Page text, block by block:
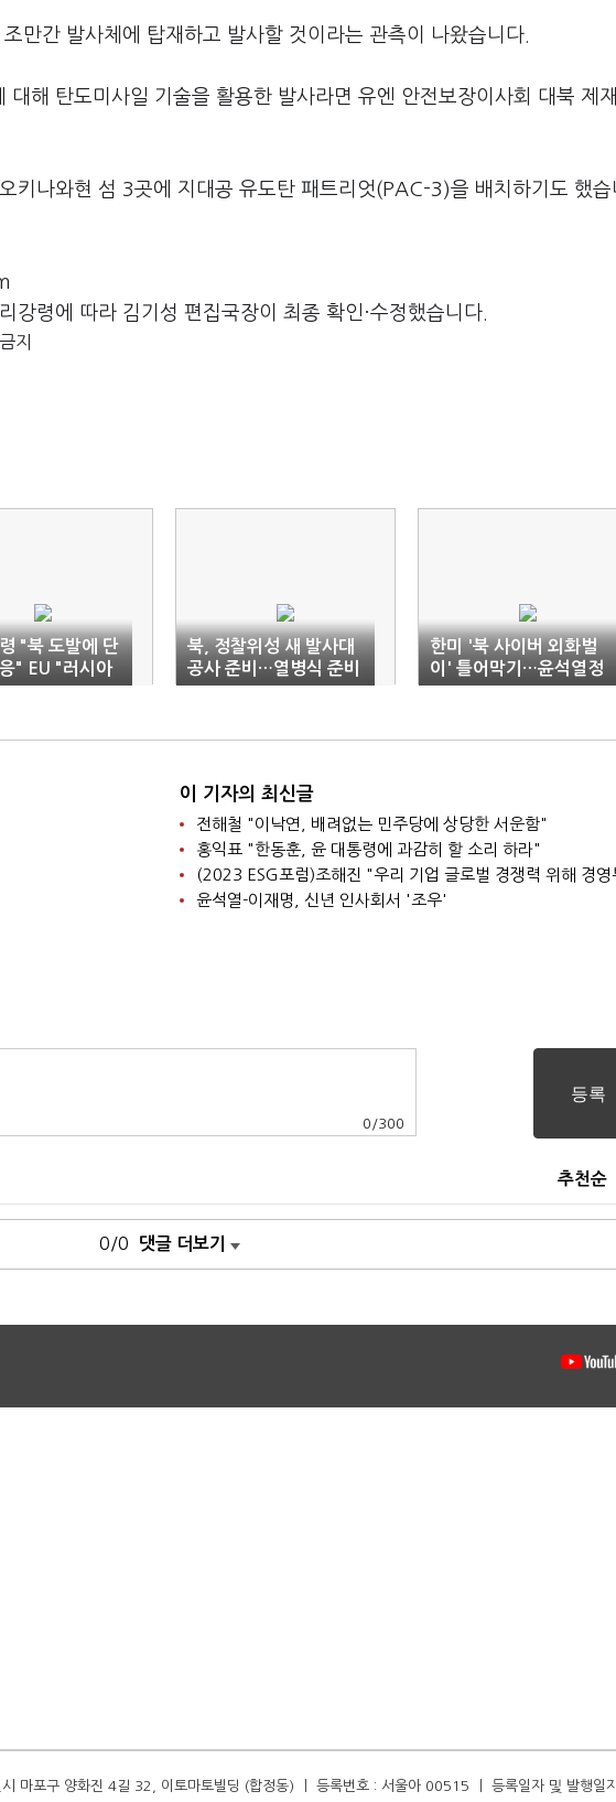
만간 발사체에 탑재하고 발사할 것이라는 관측이 나왔습니다.
대해 탄도미사일 기술을 활용한 발사라면 유엔 안전보장이사회 대북 제
키나와현 섬 3곳에 지대공 유도탄 패트리엇(PAC-3)을 배치하기도 했습
강령에 따라 김기성 편집국장이 최종 확인·수정했습니다.
지
"북 도발에 단
" EU "러시아
이나 침공, 한
북, 정찰위성 새 발사대
공사 준비…열병식 준비
대열도 포착
한미 '북 사이버 외화벌
이' 틀어막기…윤석열정
부 7번째 독자제재
이 기자의 최신글
전해철 "이낙연, 배려없는 민주당에 상당한 서운함"
홍익표 "한동훈, 윤 대통령에 과감히 할 소리 하라"
윤석열-이재명, 신년 인사회서 '조우'
0 /300
추천순
0/0 댓글 더보기
시 마포구 양화진 4길 32, 이토마토빌딩 (합정동) ㅣ 등록번호 : 서울아 00515 ㅣ 등록일자 및 발행